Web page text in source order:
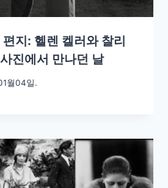
지: 헬렌 켈러와 찰리
진에서 만나던 날
월04일.